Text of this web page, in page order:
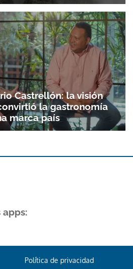
Castrellón: la visión
la gastronomía
marca país
apps:
Política de privacidad